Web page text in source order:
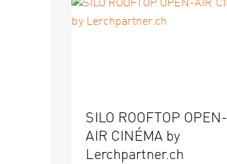
SILO ROOFTOP OPEN-
AIR CINÉMA by
Lerchpartner.ch